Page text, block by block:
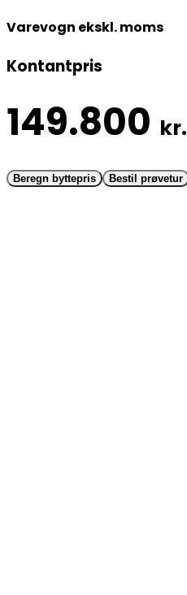
Varevogn ekskl. moms
Kontantpris
149.800 kr.
Beregn byttepris Bestil prøvetur